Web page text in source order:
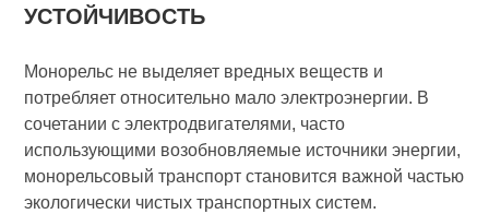
УСТОЙЧИВОСТЬ
Монорельс не выделяет вредных веществ и
потребляет относительно мало электроэнергии. В
сочетании с электродвигателями, часто
использующими возобновляемые источники энергии,
монорельсовый транспорт становится важной частью
экологически чистых транспортных систем.